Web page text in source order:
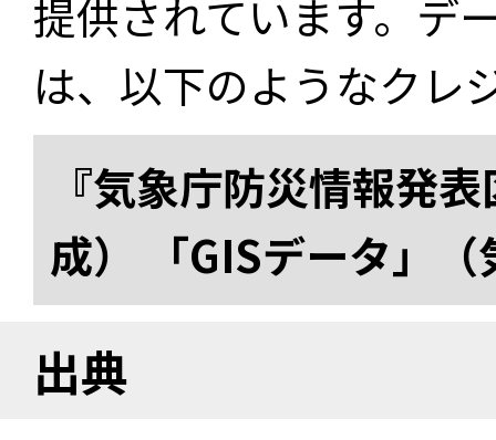
提供されています。デ
は、以下のようなクレ
『気象庁防災情報発
成） 「GISデータ」
出典